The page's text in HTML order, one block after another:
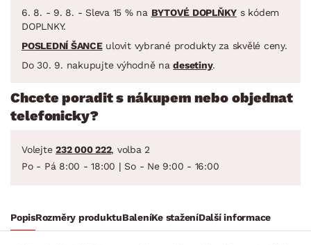
6. 8. - 9. 8. - Sleva 15 % na BYTOVÉ DOPLŇKY s kódem
DOPLNKY.
POSLEDNÍ ŠANCEulovit vybrané produkty za skvělé ceny.
Do 30. 9. nakupujte výhodně nadesetiny.
Chcete poradit s nákupem nebo objednat
telefonicky?
Volejte 232 000 222, volba 2
Po - Pá 8:00 - 18:00 | So - Ne 9:00 - 16:00
PopisRozměry produktuBaleníKe staženíDalší informace